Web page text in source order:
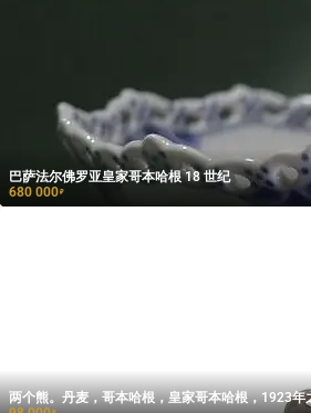
巴萨法尔佛罗亚皇家哥本哈根 18 世纪
680 000₽
两个熊。丹麦，哥本哈根，皇家哥本哈根，1923年